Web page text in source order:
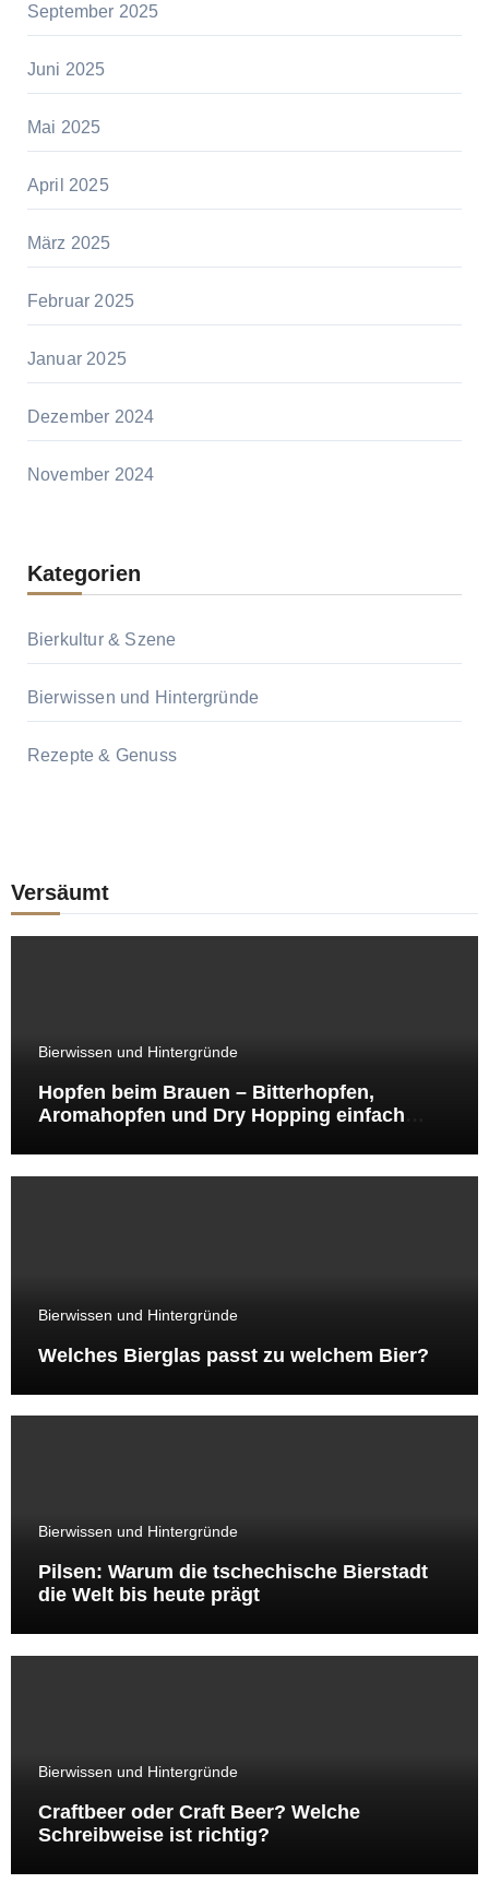
September 2025
Juni 2025
Mai 2025
April 2025
März 2025
Februar 2025
Januar 2025
Dezember 2024
November 2024
Kategorien
Bierkultur & Szene
Bierwissen und Hintergründe
Rezepte & Genuss
Versäumt
Bierwissen und Hintergründe
Hopfen beim Brauen – Bitterhopfen,
Aromahopfen und Dry Hopping einfach
Bierwissen und Hintergründe
Welches Bierglas passt zu welchem Bier?
Bierwissen und Hintergründe
Pilsen: Warum die tschechische Bierstadt
die Welt bis heute prägt
Bierwissen und Hintergründe
Craftbeer oder Craft Beer? Welche
Schreibweise ist richtig?